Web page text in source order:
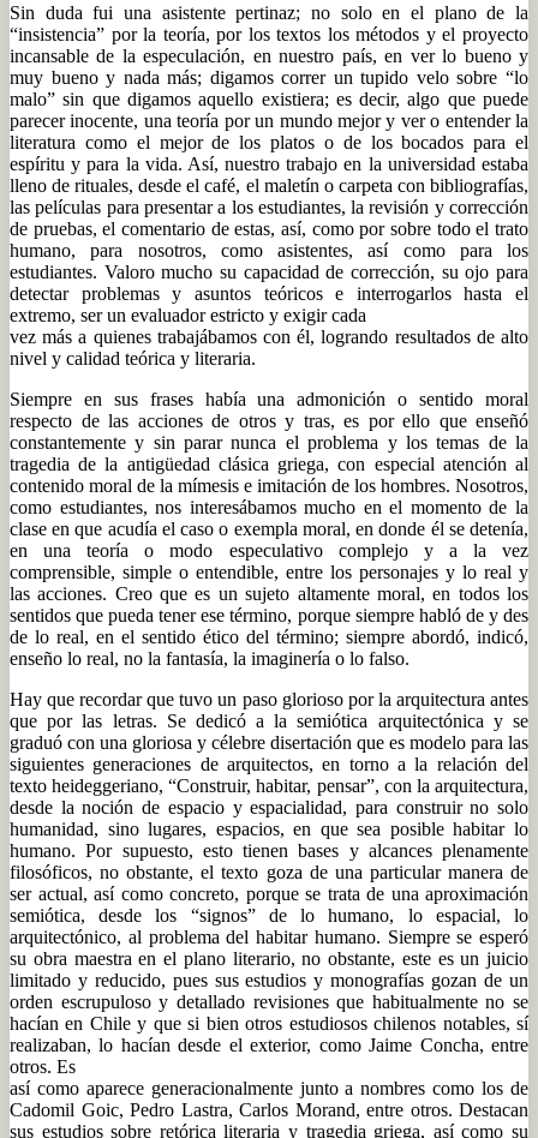
Sin duda fui una asistente pertinaz; no solo en el plano de la
“insistencia” por la teoría, por los textos los métodos y el proyecto
incansable de la especulación, en nuestro país, en ver lo bueno y
muy bueno y nada más; digamos correr un tupido velo sobre “lo
malo” sin que digamos aquello existiera; es decir, algo que puede
parecer inocente, una teoría por un mundo mejor y ver o entender la
literatura como el mejor de los platos o de los bocados para el
espíritu y para la vida. Así, nuestro trabajo en la universidad estaba
lleno de rituales, desde el café, el maletín o carpeta con bibliografías,
las películas para presentar a los estudiantes, la revisión y corrección
de pruebas, el comentario de estas, así, como por sobre todo el trato
humano, para nosotros, como asistentes, así como para los
estudiantes. Valoro mucho su capacidad de corrección, su ojo para
detectar problemas y asuntos teóricos e interrogarlos hasta el
extremo, ser un evaluador estricto y exigir cada
vez más a quienes trabajábamos con él, logrando resultados de alto
nivel y calidad teórica y literaria.
Siempre en sus frases había una admonición o sentido moral
respecto de las acciones de otros y tras, es por ello que enseñó
constantemente y sin parar nunca el problema y los temas de la
tragedia de la antigüedad clásica griega, con especial atención al
contenido moral de la mímesis e imitación de los hombres. Nosotros,
como estudiantes, nos interesábamos mucho en el momento de la
clase en que acudía el caso o exempla moral, en donde él se detenía,
en una teoría o modo especulativo complejo y a la vez
comprensible, simple o entendible, entre los personajes y lo real y
las acciones. Creo que es un sujeto altamente moral, en todos los
sentidos que pueda tener ese término, porque siempre habló de y des
de lo real, en el sentido ético del término; siempre abordó, indicó,
enseño lo real, no la fantasía, la imaginería o lo falso.
Hay que recordar que tuvo un paso glorioso por la arquitectura antes
que por las letras. Se dedicó a la semiótica arquitectónica y se
graduó con una gloriosa y célebre disertación que es modelo para las
siguientes generaciones de arquitectos, en torno a la relación del
texto heideggeriano, “Construir, habitar, pensar”, con la arquitectura,
desde la noción de espacio y espacialidad, para construir no solo
humanidad, sino lugares, espacios, en que sea posible habitar lo
humano. Por supuesto, esto tienen bases y alcances plenamente
filosóficos, no obstante, el texto goza de una particular manera de
ser actual, así como concreto, porque se trata de una aproximación
semiótica, desde los “signos” de lo humano, lo espacial, lo
arquitectónico, al problema del habitar humano. Siempre se esperó
su obra maestra en el plano literario, no obstante, este es un juicio
limitado y reducido, pues sus estudios y monografías gozan de un
orden escrupuloso y detallado revisiones que habitualmente no se
hacían en Chile y que si bien otros estudiosos chilenos notables, sí
realizaban, lo hacían desde el exterior, como Jaime Concha, entre
otros. Es
así como aparece generacionalmente junto a nombres como los de
Cadomil Goic, Pedro Lastra, Carlos Morand, entre otros. Destacan
sus estudios sobre retórica literaria y tragedia griega, así como su